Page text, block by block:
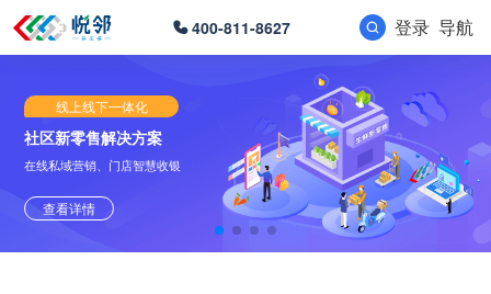
400-811-8627 登录 导航
线上线下一体化
社区新零售解决方案
查看详情